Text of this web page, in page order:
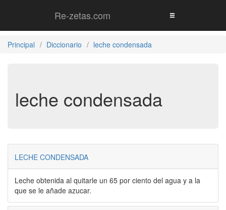
Re-zetas.com
Principal Diccionario leche condensada
leche condensada
LECHE CONDENSADA
Leche obtenida al quitarle un 65 por ciento del agua y a la
que se le añade azucar.